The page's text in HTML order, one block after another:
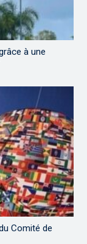
à une
Comité de